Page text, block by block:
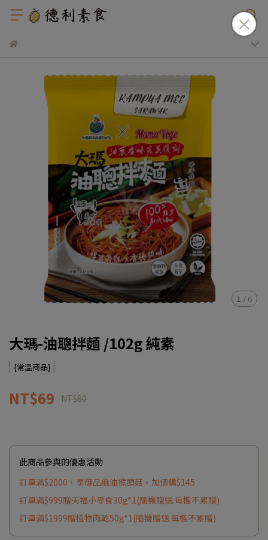
1 / 6
大瑪-油聰拌麵 /102g 純素
{常溫商品}
NT$69 NT$80
此商品參與的優惠活動
訂單滿$2000，享御品麻油猴頭菇，加價購$145
訂單滿$999贈天福小零食30g*1(隨機贈送.每檻不累贈)
訂單滿$1999贈植物肉乾50g*1(隨機贈送.每檻不累贈)